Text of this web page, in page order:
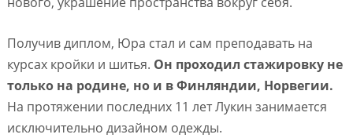
Получив диплом, Юра стал и сам преподавать на
курсах кройки и шитья. Он проходил стажировку не
только на родине, но и в Финляндии, Норвегии.
На протяжении последних 11 лет Лукин занимается
исключительно дизайном одежды.